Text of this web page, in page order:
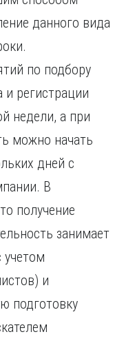
данного вида
по подбору
регистрации
недели, а при
можно начать
дней с
В
получение
занимает
учетом
и
подготовку